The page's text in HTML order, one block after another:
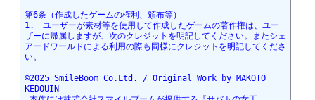
第6条（作成したゲームの権利、頒布等）
1.　ユーザーが素材等を使用して作成したゲームの著作権は、ユー
ザーに帰属しますが、次のクレジットを明記してください。またシェ
アードワールドによる利用の際も同様にクレジットを明記してくださ
い。
©2025 SmileBoom Co.Ltd. / Original Work by MAKOTO
KEDOUIN